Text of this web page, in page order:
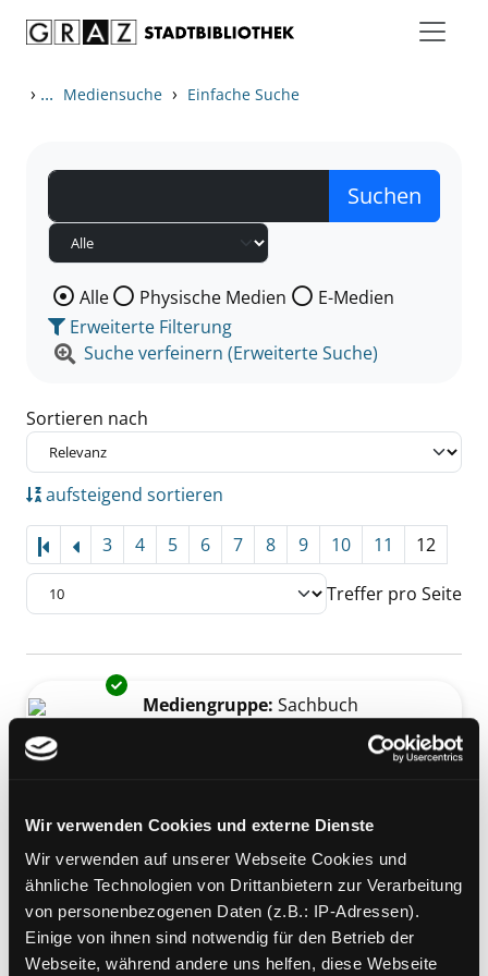
Wir verwenden Cookies und externe Dienste
Wir verwenden auf unserer Webseite Cookies und
ähnliche Technologien von Drittanbietern zur Verarbeitung
von personenbezogenen Daten (z.B.: IP-Adressen).
Einige von ihnen sind notwendig für den Betrieb der
Webseite, während andere uns helfen, diese Webseite
› ... Mediensuche › Einfache Suche
Wählen Sie die Medienart nach der Sie suchen wollen.
Alle Physische Medien
E-Medien
Erweiterte Filterung
Suche verfeinern (Erweiterte Suche)
Sortieren nach
aufsteigend sortieren
3 4 5 6 7 8 9 10 11 12
Treffer pro Seite
Suchergebnis
Zu den Suchfiltern springen
Exemplar-Details von Es gibt nur einen Gott
Mediengruppe: Sachbuch
Es gibt nur einen Gott und
Verfasser:Sotill, WolfgangSuche nach
Jahr:
Verlag:
Graz [u. a.], Styria
Exemplar-Details von Kunst und Kultur in
Mediengruppe:Sachbuch
Kunst und Kultur in
Österreich